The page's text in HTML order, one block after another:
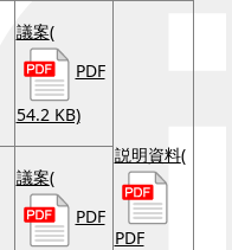
議案(
PDF
54.2 KB)
説明資料(
PDF
議案(
PDF